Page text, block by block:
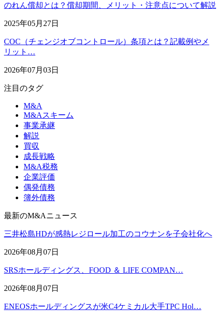
のれん償却とは？償却期間、メリット・注意点について解説
2025年05月27日
COC（チェンジオブコントロール）条項とは？記載例やメ
リット…
2026年07月03日
注目のタグ
M&A
M&Aスキーム
事業承継
解説
買収
成長戦略
M&A税務
企業評価
偶発債務
簿外債務
最新のM&Aニュース
三井松島HDが感熱レジロール加工のコウナンを子会社化へ
2026年08月07日
SRSホールディングス、FOOD ＆ LIFE COMPAN…
2026年08月07日
ENEOSホールディングスが米C4ケミカル大手TPC Hol…